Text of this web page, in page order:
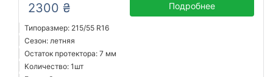
2300 ₴ Подробнее
Типоразмер: 215/55 R16
Сезон: летняя
Остаток протектора: 7 мм
Количество: 1шт